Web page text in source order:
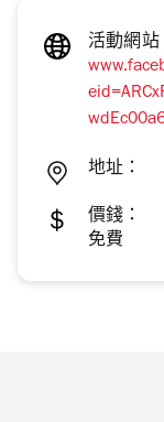
活動網站
地址：
價錢：
免費